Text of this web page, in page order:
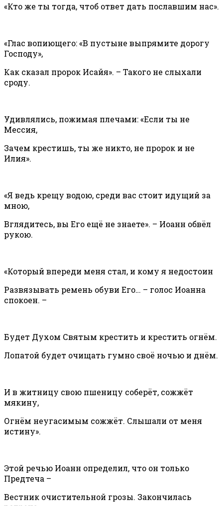
«Кто же ты тогда, чтоб ответ дать пославшим нас».
«Глас вопиющего: «В пустыне выпрямите дорогу
Господу»,
Как сказал пророк Исайя». – Такого не слыхали
сроду.
Удивлялись, пожимая плечами: «Если ты не
Мессия,
Зачем крестишь, ты же никто, не пророк и не
Илия».
«Я ведь крещу водою, среди вас стоит идущий за
мною,
Вглядитесь, вы Его ещё не знаете». – Иоанн обвёл
рукою.
«Который впереди меня стал, и кому я недостоин
Развязывать ремень обуви Его… – голос Иоанна
спокоен. –
Будет Духом Святым крестить и крестить огнём.
Лопатой будет очищать гумно своё ночью и днём.
И в житницу свою пшеницу соберёт, сожжёт
мякину,
Огнём неугасимым сожжёт. Слышали от меня
истину».
Этой речью Иоанн определил, что он только
Предтеча –
Вестник очистительной грозы. Закончилась